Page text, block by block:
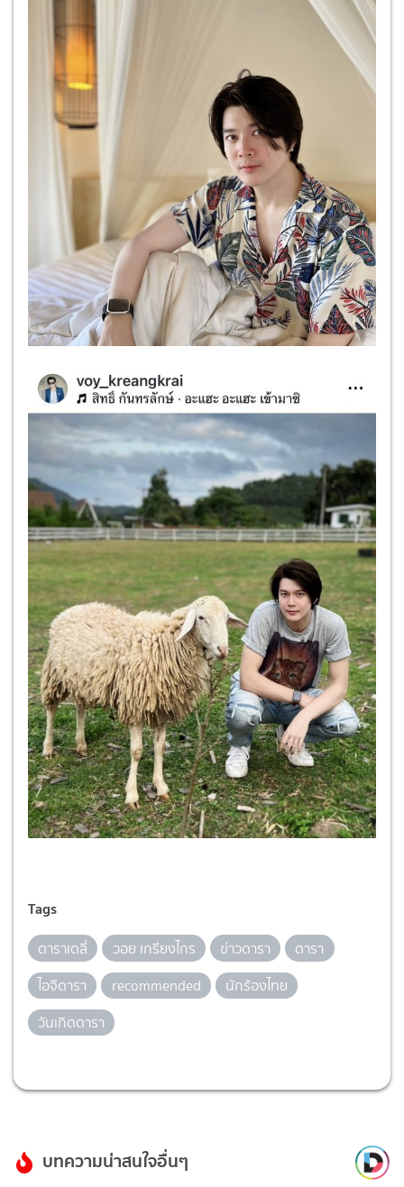
Tags
ดาราเดลี่ วอย เกรียงไกร ข่าวดารา
ดารา
ไอจีดารา
recommended
นักร้องไทย
วันเกิดดารา
บทความน่าสนใจอื่นๆ